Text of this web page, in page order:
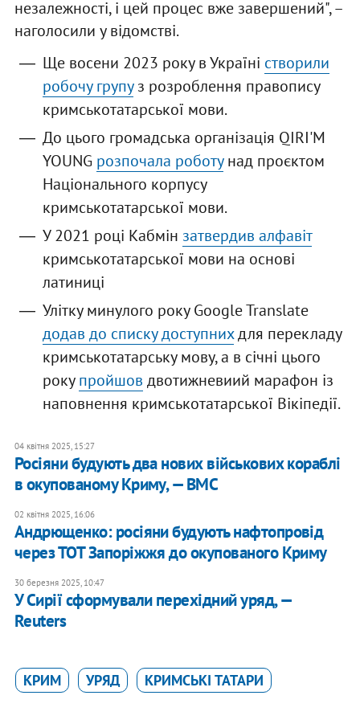
незалежності, і цей процес вже завершений", –
наголосили у відомстві.
Ще восени 2023 року в Україні створили
робочу групуз розроблення правопису
кримськотатарської мови.
До цього громадська організація QIRI'M
YOUNG розпочала роботунад проєктом
Національного корпусу
кримськотатарської мови.
У 2021 році Кабмін затвердив алфавіт
кримськотатарської мови на основі
латиниці
Улітку минулого року Google Translate
додав до списку доступнихдля перекладу
кримськотатарську мову, а в січні цього
рокупройшов двотижневиий марафон із
наповнення кримськотатарської Вікіпедії.
04 квітня 2025, 15:27
Росіяни будують два нових військових кораблі
в окупованому Криму, — ВМС
02 квітня 2025, 16:06
Андрющенко: росіяни будують нафтопровід
через ТОТ Запоріжжя до окупованого Криму
30 березня 2025, 10:47
У Сирії сформували перехідний уряд, —
Reuters
КРИМ УРЯД КРИМСЬКІ ТАТАРИ